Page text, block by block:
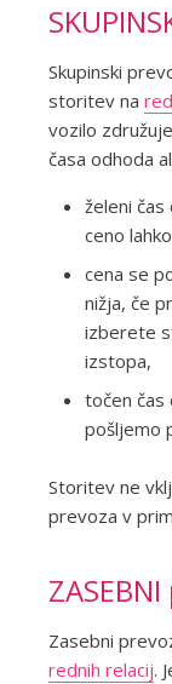
Skupinski
storitev na
vozilo
časa odhoda
želeni
ceno
cena se
nižja, če
izberete
izstopa,
točen čas
pošljemo
Storitev ne
prevoza v
Zasebni
rednih relacij.